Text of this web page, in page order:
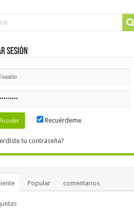
Sesión
Recuérdeme
tu contraseña?
Popular comentarios